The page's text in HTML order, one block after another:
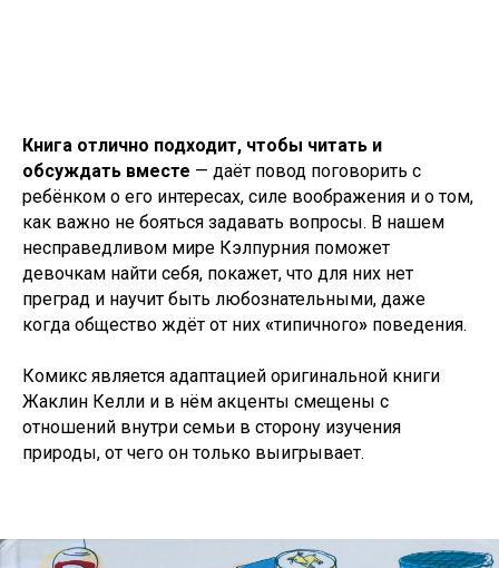
Книга отлично подходит, чтобы читать и
обсуждать вместе — даёт повод поговорить с
ребёнком о его интересах, силе воображения и о том,
как важно не бояться задавать вопросы. В нашем
несправедливом мире Кэлпурния поможет
девочкам найти себя, покажет, что для них нет
преград и научит быть любознательными, даже
когда общество ждёт от них «типичного» поведения.
Комикс является адаптацией оригинальной книги
Жаклин Келли и в нём акценты смещены с
отношений внутри семьи в сторону изучения
природы, от чего он только выигрывает.